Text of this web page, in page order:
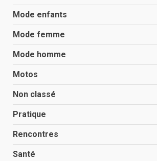
Mode enfants
Mode femme
Mode homme
Motos
Non classé
Pratique
Rencontres
Santé